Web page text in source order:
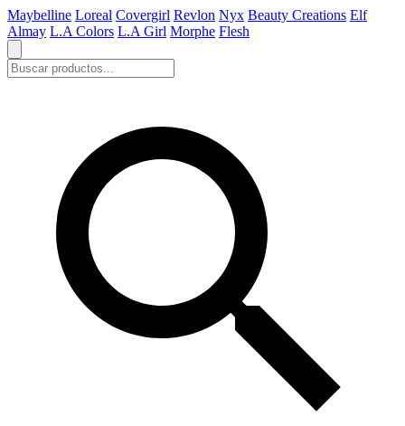
Maybelline Loreal Covergirl Revlon Nyx Beauty Creations Elf
Almay L.A Colors L.A Girl Morphe Flesh